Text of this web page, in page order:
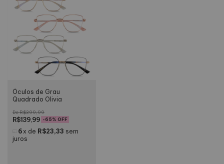
Óculos de Grau
Quadrado Olivia
R$399,99
R$139,99 -65% OFF
6 x de R$23,33 sem
juros